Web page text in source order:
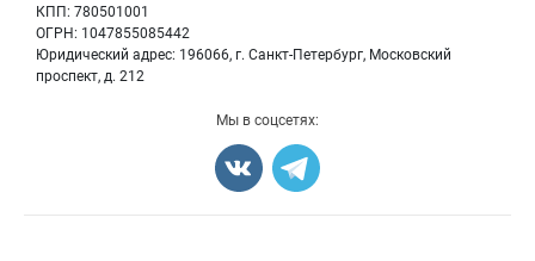
КПП: 780501001
ОГРН: 1047855085442
Юридический адрес: 196066, г. Санкт-Петербург, Московский
проспект, д. 212
Блог
Мы в соцсетях: